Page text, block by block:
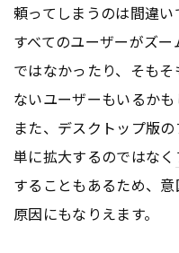
頼ってしまうのは間違い
すべてのユーザーがズ
ではなかったり、そも
ないユーザーもいるかも
また、デスクトップ版
単に拡大するのではなく
することもあるため、意
原因にもなりえます。